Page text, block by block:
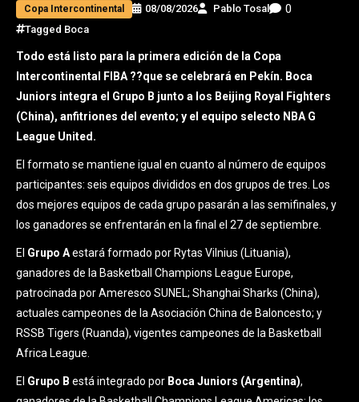
Copa Intercontinental 08/08/2026 Pablo Tosal 0
Tagged Boca
Todo está listo para la primera edición de la Copa
Intercontinental FIBA ??que se celebrará en Pekín. Boca
Juniors integra el Grupo B junto a los Beijing Royal Fighters
(China), anfitriones del evento; y el equipo selecto NBA G
League United.
El formato se mantiene igual en cuanto al número de equipos
participantes: seis equipos divididos en dos grupos de tres. Los
dos mejores equipos de cada grupo pasarán a las semifinales, y
los ganadores se enfrentarán en la final el 27 de septiembre.
El Grupo Aestará formado por Rytas Vilnius (Lituania),
ganadores de la Basketball Champions League Europe,
patrocinada por Ameresco SUNEL; Shanghai Sharks (China),
actuales campeones de la Asociación China de Baloncesto; y
RSSB Tigers (Ruanda), vigentes campeones de la Basketball
Africa League.
El Grupo B está integrado por Boca Juniors (Argentina),